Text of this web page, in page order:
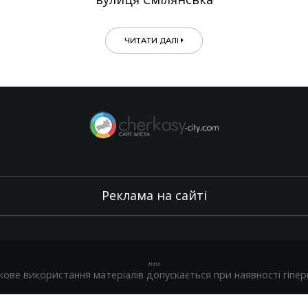
ЧИТАТИ ДАЛІ
Реклама на сайті
.,.,.
використання матеріалів допускається при наявності